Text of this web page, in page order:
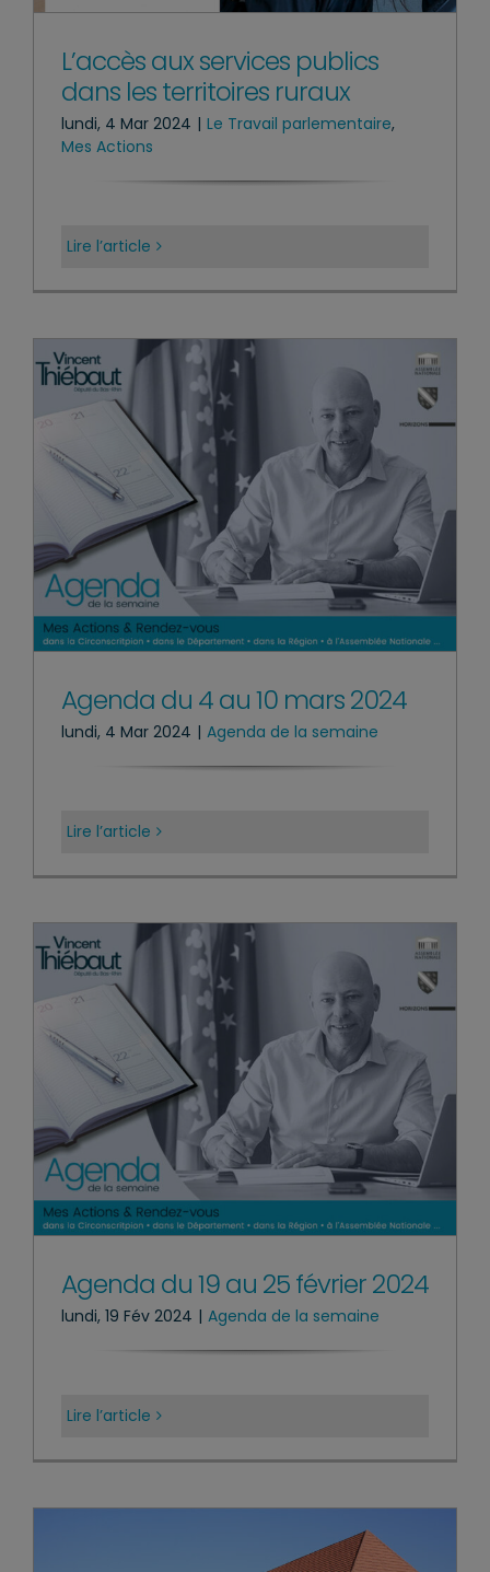
L’accès aux services publics
dans les territoires ruraux
lundi, 4 Mar 2024 | Le Travail parlementaire,
Mes Actions
Lire l’article
Agenda du 4 au 10 mars 2024
lundi, 4 Mar 2024 | Agenda de la semaine
Lire l’article
Agenda du 19 au 25 février 2024
lundi, 19 Fév 2024 | Agenda de la semaine
Lire l’article